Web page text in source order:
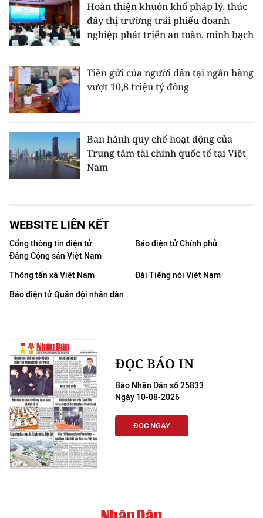
Hoàn thiện khuôn khổ pháp lý, thúc
đẩy thị trường trái phiếu doanh
nghiệp phát triển an toàn, minh bạch
Tiền gửi của người dân tại ngân hàng
vượt 10,8 triệu tỷ đồng
Ban hành quy chế hoạt động của
Trung tâm tài chính quốc tế tại Việt
Nam
WEBSITE LIÊN KẾT
Cổng thông tin điện tử
Đảng Cộng sản Việt Nam
Báo điện tử Chính phủ
Thông tấn xã Việt Nam
Đài Tiếng nói Việt Nam
Báo điện tử Quân đội nhân dân
ĐỌC BÁO IN
Báo Nhân Dân số 25833
Ngày 10-08-2026
ĐỌC NGAY